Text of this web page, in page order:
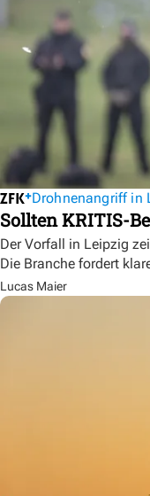
Drohnenangriff in
Sollten KRITIS-
Der Vorfall in Leipzig
Die Branche fordert
Lucas Maier